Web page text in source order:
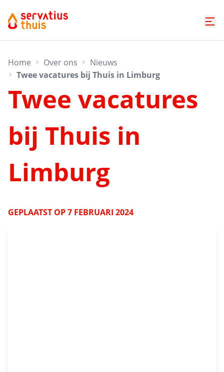
Home Over ons
Nieuws
Twee vacatures bij Thuis in Limburg
Twee vacatures
bij Thuis in
Limburg
GEPLAATST OP7 FEBRUARI 2024